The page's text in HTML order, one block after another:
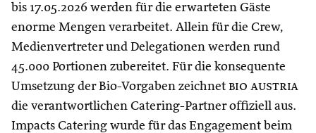
bis 17.05.2026 werden für die erwarteten Gäste
enorme Mengen verarbeitet. Allein für die Crew,
Medienvertreter und Delegationen werden rund
45.000 Portionen zubereitet. Für die konsequente
Umsetzung der Bio-Vorgaben zeichnet bio austria
die verantwortlichen Catering-Partner offiziell aus.
Impacts Catering wurde für das Engagement beim